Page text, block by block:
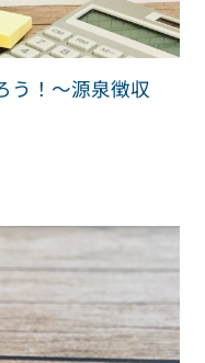
う！～源泉徴収